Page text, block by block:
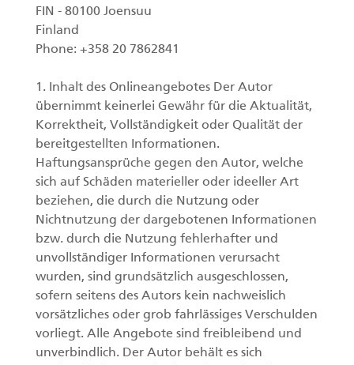
FIN - 80100 Joensuu
Finland
Phone: +358 20 7862841
1. Inhalt des Onlineangebotes Der Autor
übernimmt keinerlei Gewähr für die Aktualität,
Korrektheit, Vollständigkeit oder Qualität der
bereitgestellten Informationen.
Haftungsansprüche gegen den Autor, welche
sich auf Schäden materieller oder ideeller Art
beziehen, die durch die Nutzung oder
Nichtnutzung der dargebotenen Informationen
bzw. durch die Nutzung fehlerhafter und
unvollständiger Informationen verursacht
wurden, sind grundsätzlich ausgeschlossen,
sofern seitens des Autors kein nachweislich
vorsätzliches oder grob fahrlässiges Verschulden
vorliegt. Alle Angebote sind freibleibend und
unverbindlich. Der Autor behält es sich